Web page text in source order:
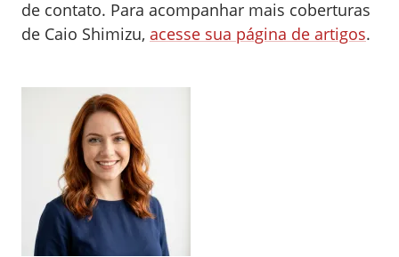
de contato. Para acompanhar mais coberturas
de Caio Shimizu, acesse sua página de artigos.